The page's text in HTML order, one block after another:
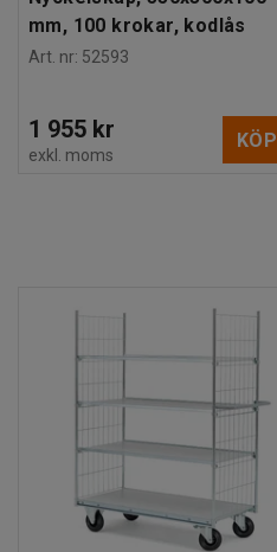
mm, 100 krokar, kodlås
Art. nr: 52593
1 955 kr
exkl. moms
KÖP